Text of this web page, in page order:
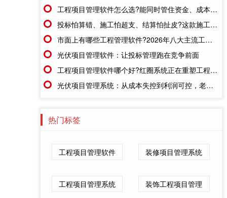
工程项目管理软件怎么选?能同时管住资金、成本、进度的才靠谱
投标怕算错、施工怕超支、结算怕扯皮?这款施工成本管理系统一招全解决
市面上有哪些工程管理软件?2026年八大主流工具深度盘点
光伏项目管理软件：让投标管理跑在竞争前面
工程项目管理软件哪个好?红圈系统正在重塑工程企业的"数字大脑"
光伏项目管理系统：从成本失控到利润可控，老板只需做对一步
热门标签
工程项目管理软件 装修项目管理系统
工程项目管理系统 装饰工程项目管理